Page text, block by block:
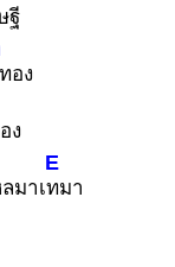
ฐี
อง
ง
มาเ
E
ทมา